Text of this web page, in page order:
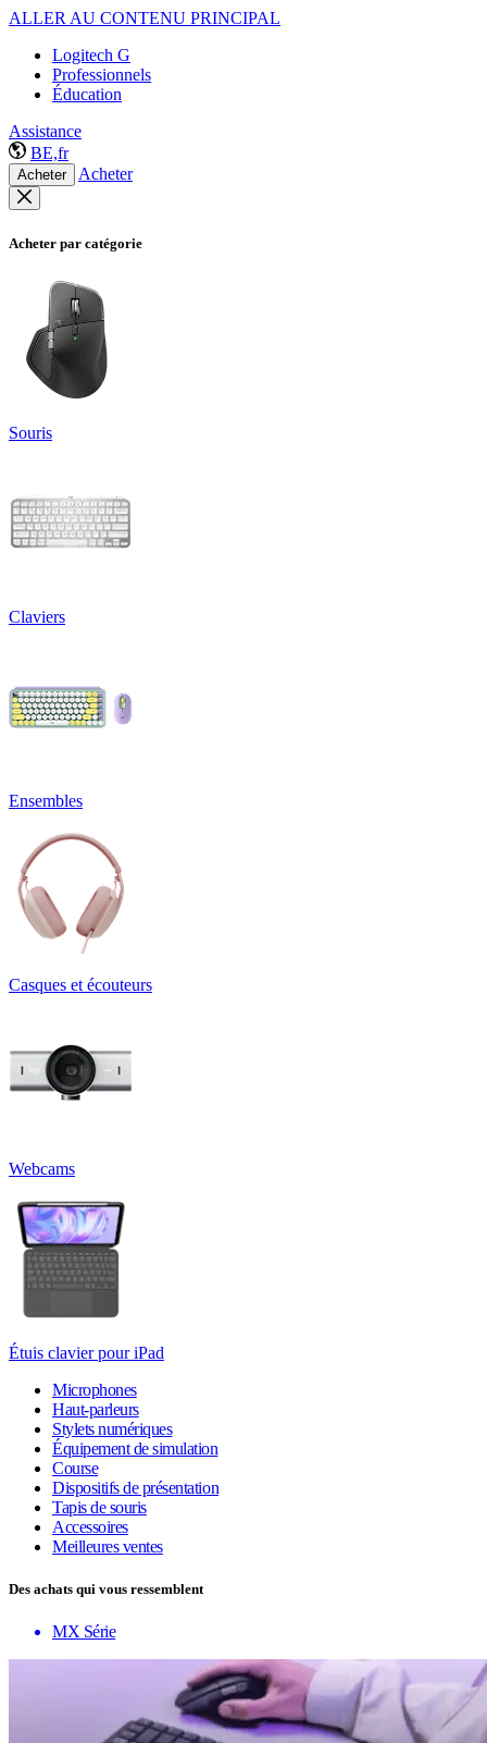
ALLER AU CONTENU PRINCIPAL
Logitech G
Professionnels
Éducation
Assistance
BE,fr
Acheter Acheter
Acheter par catégorie
Souris
Claviers
Ensembles
Casques et écouteurs
Webcams
Étuis clavier pour iPad
Microphones
Haut-parleurs
Stylets numériques
Équipement de simulation
Course
Dispositifs de présentation
Tapis de souris
Accessoires
Meilleures ventes
Des achats qui vous ressemblent
MX Série